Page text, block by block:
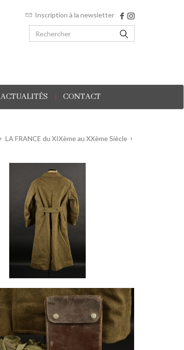
Inscription à la newsletter
ACTUALITÉS CONTACT
LA FRANCE du XIXème au XXème Siècle